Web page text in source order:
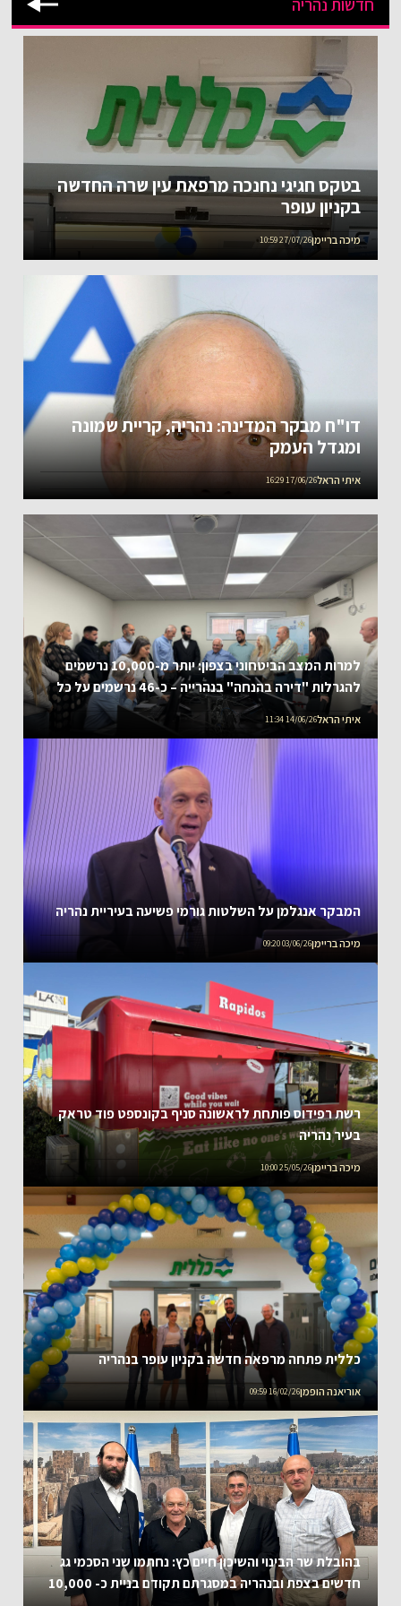
בטקס חגיגי נחנכה מרפאת עין שרה החדשה
בקניון עופר
מיכה בריימן27/07/26 10:59
דו"ח מבקר המדינה: נהריה, קריית שמונה
ומגדל העמק
איתי הראל17/06/26 16:29
למרות המצב הביטחוני בצפון: יותר מ-10,000 נרשמים
להגרלות "דירה בהנחה" בנהרייה – כ-46 נרשמים על כל
דירה
איתי הראל14/06/26 11:34
המבקר אנגלמן על השלטות גורמי פשיעה בעיריית נהריה
מיכה בריימן03/06/26 09:20
רשת רפידוס פותחת לראשונה סניף בקונספט פוד טראק
בעיר נהריה
מיכה בריימן25/05/26 10:00
כללית פתחה מרפאה חדשה בקניון עופר בנהריה
אוריאנה הופמן16/02/26 09:59
בהובלת שר הבינוי והשיכון חיים כץ: נחתמו שני הסכמי גג
חדשים בצפת ובנהריה במסגרתם תקודם בניית כ- 10,000